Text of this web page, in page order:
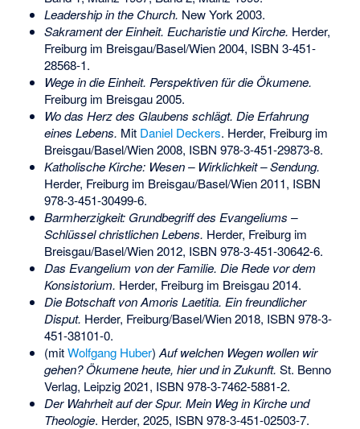
Leadership in the Church. New York 2003.
Sakrament der Einheit. Eucharistie und Kirche. Herder,
Freiburg im Breisgau/Basel/Wien 2004, ISBN 3-451-
28568-1.
Wege in die Einheit. Perspektiven für die Ökumene.
Freiburg im Breisgau 2005.
Wo das Herz des Glaubens schlägt. Die Erfahrung
eines Lebens. Mit Daniel Deckers. Herder, Freiburg im
Breisgau/Basel/Wien 2008, ISBN 978-3-451-29873-8.
Katholische Kirche: Wesen – Wirklichkeit – Sendung.
Herder, Freiburg im Breisgau/Basel/Wien 2011, ISBN
978-3-451-30499-6.
Barmherzigkeit: Grundbegriff des Evangeliums –
Schlüssel christlichen Lebens. Herder, Freiburg im
Breisgau/Basel/Wien 2012, ISBN 978-3-451-30642-6.
Das Evangelium von der Familie. Die Rede vor dem
Konsistorium. Herder, Freiburg im Breisgau 2014.
Die Botschaft von Amoris Laetitia. Ein freundlicher
Disput. Herder, Freiburg/Basel/Wien 2018, ISBN 978-3-
451-38101-0.
(mitWolfgang Huber) Auf welchen Wegen wollen wir
gehen? Ökumene heute, hier und in Zukunft. St. Benno
Verlag, Leipzig 2021, ISBN 978-3-7462-5881-2.
Der Wahrheit auf der Spur. Mein Weg in Kirche und
Theologie. Herder, 2025, ISBN 978-3-451-02503-7.